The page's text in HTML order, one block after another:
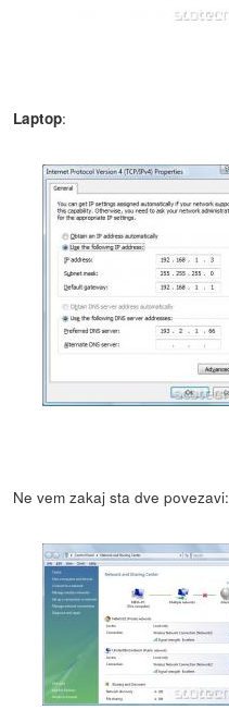
Laptop:
Ne vem zakaj sta dve povezavi: